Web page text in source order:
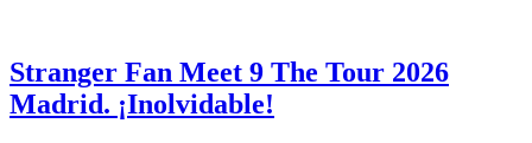
Stranger Fan Meet 9 The Tour 2026
Madrid. ¡Inolvidable!